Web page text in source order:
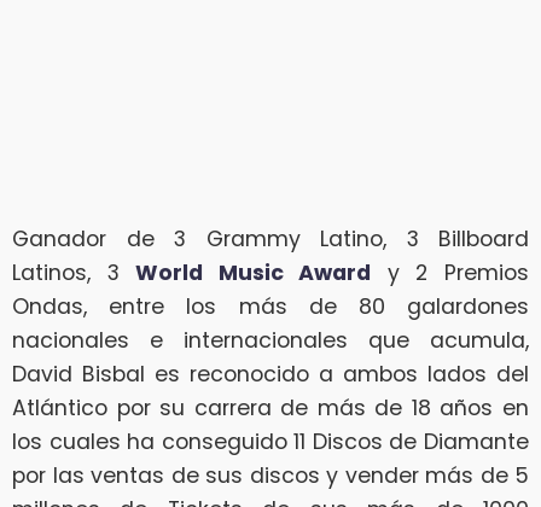
Ganador de 3 Grammy Latino, 3 Billboard
Latinos, 3World Music Award y 2 Premios
Ondas, entre los más de 80 galardones
nacionales e internacionales que acumula,
David Bisbal es reconocido a ambos lados del
Atlántico por su carrera de más de 18 años en
los cuales ha conseguido 11 Discos de Diamante
por las ventas de sus discos y vender más de 5